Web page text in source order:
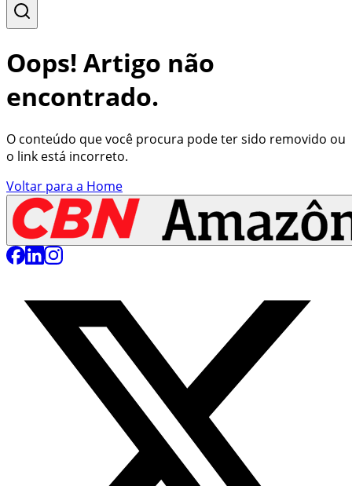
Oops! Artigo não
encontrado.
O conteúdo que você procura pode ter sido removido ou
o link está incorreto.
Voltar para a Home